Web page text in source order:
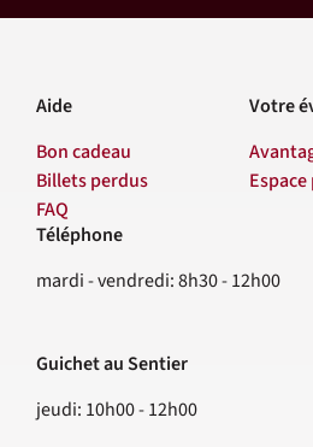
Aide
Bon cadeau
Billets perdus
FAQ
Votre
Contact
Téléphone
mardi - vendredi: 8h30 - 12h00
Guichet au Sentier
jeudi: 10h00 - 12h00